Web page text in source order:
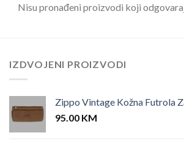
Nisu pronađeni proizvodi koji
IZDVOJENI PROIZVODI
Zippo Vintage Kožna Futrola
95.00 KM